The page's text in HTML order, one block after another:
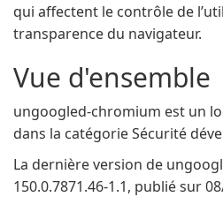
qui affectent le contrôle de
transparence du navigateur.
Vue d'ensemble
ungoogled-chromium est un
dans la catégorie Sécurité
La dernière version de
150.0.7871.46-1.1, publié sur